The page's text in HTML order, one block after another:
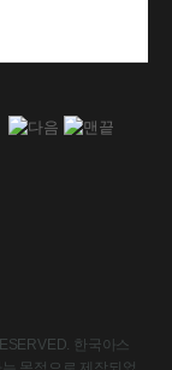
한국아스